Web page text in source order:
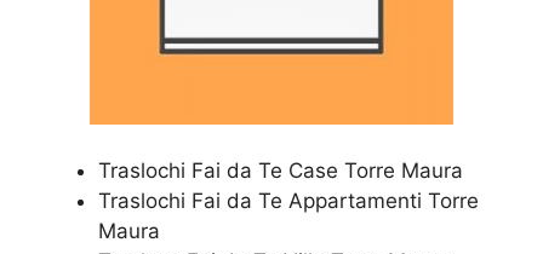
Traslochi Fai da Te Case Torre Maura
Traslochi Fai da Te Appartamenti Torre
Maura